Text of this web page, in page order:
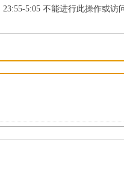
5:05 不能进行此操作或访